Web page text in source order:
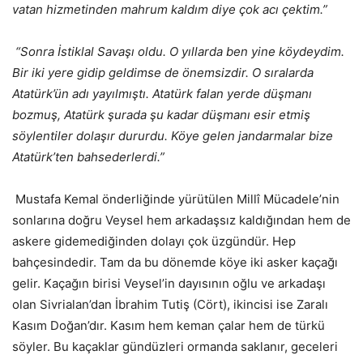
vatan hizmetinden mahrum kaldım diye çok acı çektim.”
“Sonra İstiklal Savaşı oldu. O yıllarda ben yine köydeydim.
Bir iki yere gidip geldimse de önemsizdir. O sıralarda
Atatürk’ün adı yayılmıştı. Atatürk falan yerde düşmanı
bozmuş, Atatürk şurada şu kadar düşmanı esir etmiş
söylentiler dolaşır dururdu. Köye gelen jandarmalar bize
Atatürk’ten bahsederlerdi.”
Mustafa Kemal önderliğinde yürütülen Millî Mücadele’nin
sonlarına doğru Veysel hem arkadaşsız kaldığından hem de
askere gidemediğinden dolayı çok üzgündür. Hep
bahçesindedir. Tam da bu dönemde köye iki asker kaçağı
gelir. Kaçağın birisi Veysel’in dayısının oğlu ve arkadaşı
olan Sivrialan’dan İbrahim Tutiş (Cört), ikincisi ise Zaralı
Kasım Doğan’dır. Kasım hem keman çalar hem de türkü
söyler. Bu kaçaklar gündüzleri ormanda saklanır, geceleri